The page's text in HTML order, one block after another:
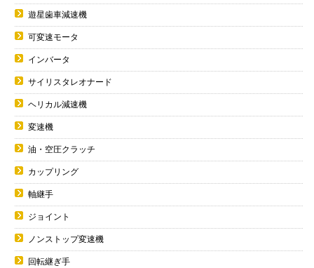
遊星歯車減速機
可変速モータ
インバータ
サイリスタレオナード
ヘリカル減速機
変速機
油・空圧クラッチ
カップリング
軸継手
ジョイント
ノンストップ変速機
回転継ぎ手